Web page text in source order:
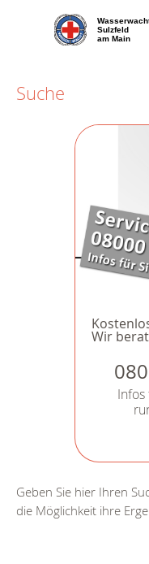
Sulzfeld
am Main
Suche
Wir
Geben Sie hier Ihren
die Möglichkeit ihre